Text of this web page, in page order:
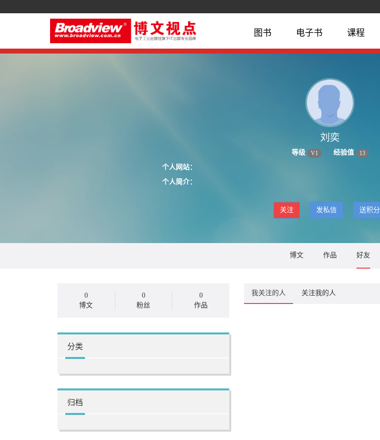
图书 电子书 课程
刘奕
等级 V1 经验值 13
个人网站：
个人简介：
关注 发私信 送积分
博文 作品 好友
0
博文
0
粉丝
0
作品
分类
归档
我关注的人 关注我的人